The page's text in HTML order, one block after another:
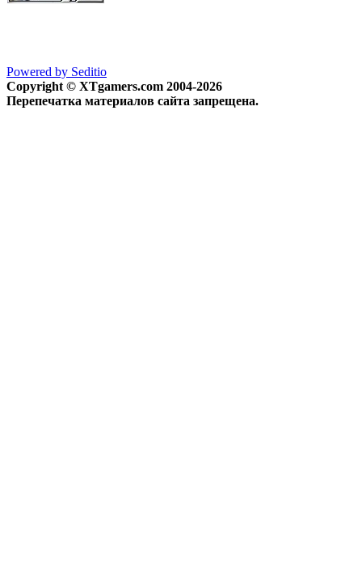
Powered by Seditio
Copyright © XTgamers.com 2004-2026
Перепечатка материалов сайта запрещена.